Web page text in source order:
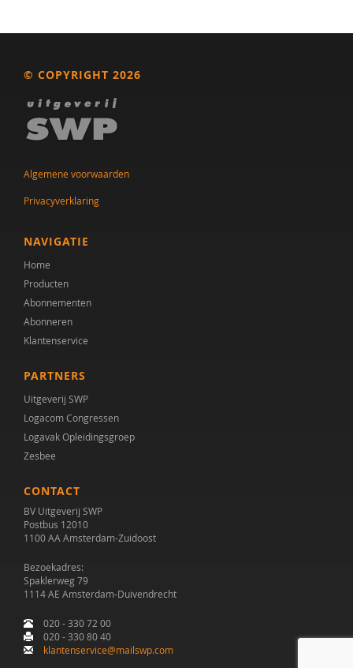
© COPYRIGHT 2026
Algemene voorwaarden
Privacyverklaring
NAVIGATIE
Home
Producten
Abonnementen
Abonneren
Klantenservice
PARTNERS
Uitgeverij SWP
Logacom Congressen
Logavak Opleidingsgroep
Zesbee
CONTACT
BV Uitgeverij SWP
Postbus 12010
1100 AA Amsterdam-Zuidoost
Bezoekadres:
Spaklerweg 79
1114 AE Amsterdam-Duivendrecht
020 - 330 72 00
020 - 330 80 40
klantenservice@mailswp.com